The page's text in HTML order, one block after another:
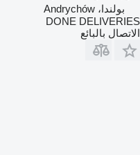
بولندا، Andrychów
DONE DELIVERIES
الاتصال بالبائع